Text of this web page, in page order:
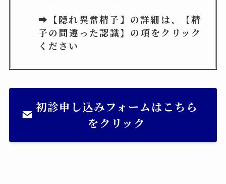
➡️【隠れ異常精子】 の詳細は、【精
子の間違った認識】の項をクリック
ください
初診申し込みフォームはこちら
をクリック